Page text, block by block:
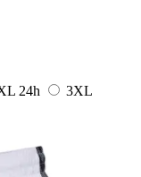
24h
3XL